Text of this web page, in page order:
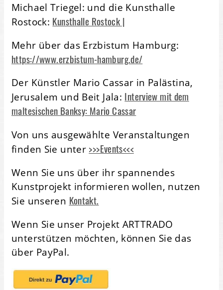
Michael Triegel: und die Kunsthalle
Rostock: Kunsthalle Rostock |
Mehr über das Erzbistum Hamburg:
https://www.erzbistum-hamburg.de/
Der Künstler Mario Cassar in Palästina,
Jerusalem und Beit Jala: Interview mit dem
maltesischen Banksy: Mario Cassar
Von uns ausgewählte Veranstaltungen
finden Sie unter >>>Events<<<
Wenn Sie uns über ihr spannendes
Kunstprojekt informieren wollen, nutzen
Sie unseren Kontakt.
Wenn Sie unser Projekt ARTTRADO
unterstützen möchten, können Sie das
über PayPal.